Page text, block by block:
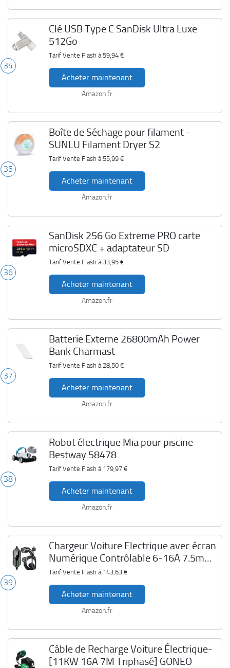
34
Clé USB Type C SanDisk Ultra Luxe
512Go
Tarif Vente Flash à 59,94 €
Acheter maintenant
Amazon.fr
35
Boîte de Séchage pour filament -
SUNLU Filament Dryer S2
Tarif Vente Flash à 55,99 €
Acheter maintenant
Amazon.fr
36
SanDisk 256 Go Extreme PRO carte
microSDXC + adaptateur SD
Tarif Vente Flash à 33,95 €
Acheter maintenant
Amazon.fr
37
Batterie Externe 26800mAh Power
Bank Charmast
Tarif Vente Flash à 28,50 €
Acheter maintenant
Amazon.fr
38
Robot électrique Mia pour piscine
Bestway 58478
Tarif Vente Flash à 179,97 €
Acheter maintenant
Amazon.fr
39
Chargeur Voiture Electrique avec écran
Numérique Contrôlable 6-16A 7.5m
EV Chargeur Type 2 Nanpaders 3.6 KW
Tarif Vente Flash à 143,63 €
Acheter maintenant
Amazon.fr
Câble de Recharge Voiture Électrique-
[11KW 16A 7M Triphasé] GONEO